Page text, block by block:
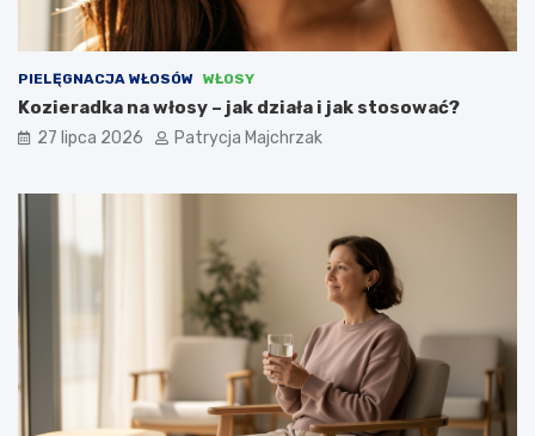
PIELĘGNACJA WŁOSÓW WŁOSY
Kozieradka na włosy – jak działa i jak stosować?
27 lipca 2026 Patrycja Majchrzak